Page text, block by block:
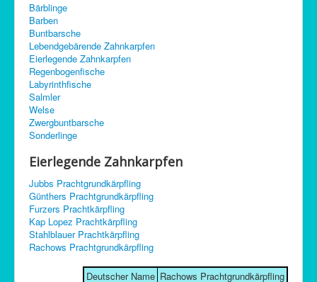
Technik
Krankheiten
Vogelspinnen
Argentinische Waldschaben
C-Control
Sitemap
Bärblinge
Barben
Buntbarsche
Lebendgebärende Zahnkarpfen
Eierlegende Zahnkarpfen
Regenbogenfische
Labyrinthfische
Salmler
Welse
Zwergbuntbarsche
Sonderlinge
Eierlegende Zahnkarpfen
Jubbs Prachtgrundkärpfling
Günthers Prachtgrundkärpfling
Furzers Prachtkärpfling
Kap Lopez Prachtkärpfling
Stahlblauer Prachtkärpfling
Rachows Prachtgrundkärpfling
Deutscher Name Rachows Prachtgrundkärpfling